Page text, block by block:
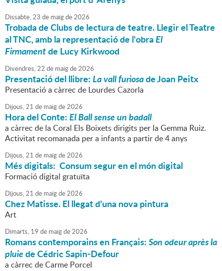
Dissabte,23 de maigde2026
Trobada de Clubs de lectura de teatre. Llegir el Teatre
al TNC, amb la representació de l'obraEl
Firmamentde Lucy Kirkwood
Divendres,22 de maigde2026
Presentació del llibre:La vall furiosade Joan Peitx
Presentació a càrrec de Lourdes Cazorla
Dijous,21 de maigde2026
Hora del Conte:El Ball senseunbadall
a càrrec de la Coral Els Boixets dirigits per la Gemma Ruiz.
Activitat recomanada per a infants a partir de 4 anys
Dijous,21 de maigde2026
Més digitals: Consum segur en el món digital
Formació digital gratuïta
Dijous,21 de maigde2026
Chez Matisse. El llegat d'una nova pintura
Art
Dimarts, 19 de maigde2026
Romans contemporains en Français:Son odeur après la
pluiede Cédric Sapin-Defour
a càrrec de Carme Porcel